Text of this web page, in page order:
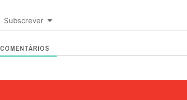
Subscrever
COMENTÁRIOS